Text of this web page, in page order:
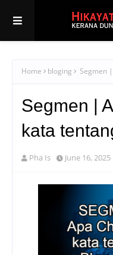
Home bloging Segmen
Segmen |
kata
Pha Is June 16, 2025